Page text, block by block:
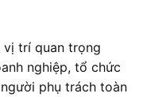
vị trí quan trọng
nghiệp, tổ chức
phụ trách toàn